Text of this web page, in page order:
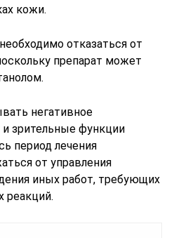
кожи.
отказаться от
препарат может
негативное
и зрительные функции
период лечения
от управления
иных работ, требующих
реакций.